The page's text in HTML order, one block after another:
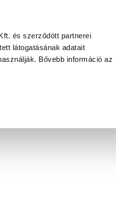
és szerződött partnerei
látogatásának adatait
Bővebb információ az